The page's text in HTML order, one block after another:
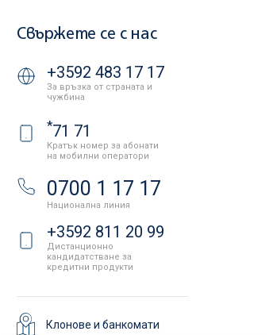
Свържете се с нас
+3592 483 17 17
За връзка от страната и
чужбина
*71 71
Кратък номер за абонати
на мобилни оператори
0700 1 17 17
Национална линия
+3592 811 20 99
Дистанционно
кандидатстване за
кредитни продукти
Клонове и банкомати